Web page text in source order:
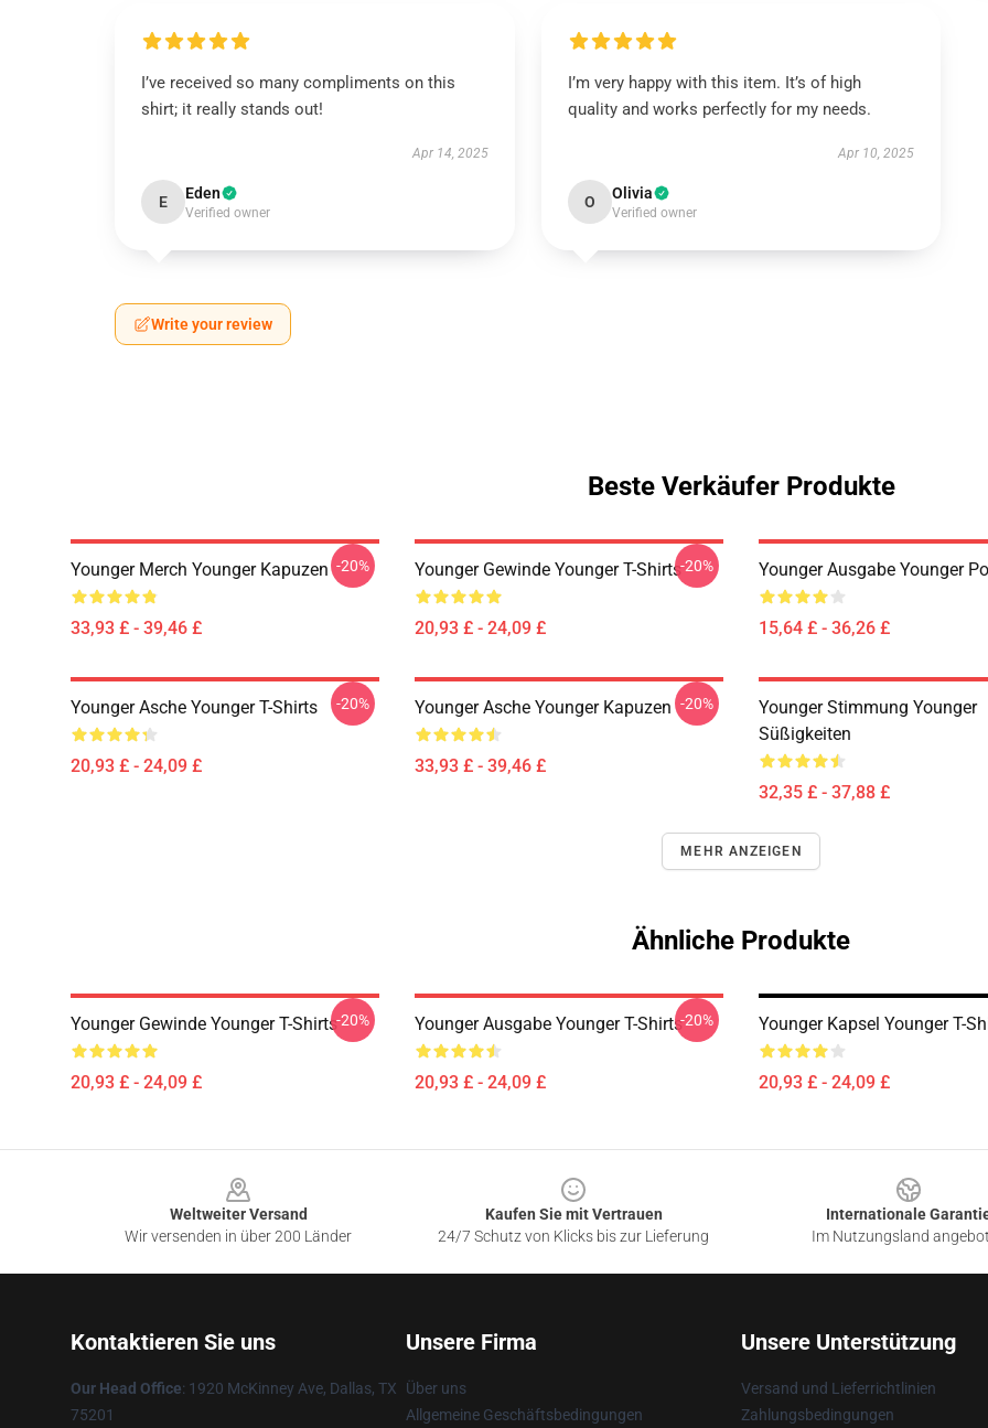
I’ve received so many compliments on this
shirt; it really stands out!
Apr 14, 2025
E Eden
Verified owner
I’m very happy with this item. It’s of high
quality and works perfectly for my needs.
Apr 10, 2025
O Olivia
Verified owner
Write your review
Beste Verkäufer Produkte
Younger Merch Younger Kapuzen
33,93 £ - 39,46 £
-20% Younger Gewinde Younger T-Shirts
20,93 £ - 24,09 £
-20% Younger Ausgabe Younger
15,64 £ - 36,26 £
Younger Asche Younger T-Shirts
20,93 £ - 24,09 £
-20% Younger Asche Younger Kapuzen
33,93 £ - 39,46 £
-20%
Younger Stimmung Younger
Süßigkeiten
32,35 £ - 37,88 £
MEHR ANZEIGEN
Ähnliche Produkte
Younger Gewinde Younger T-Shirts
20,93 £ - 24,09 £
-20% Younger Ausgabe Younger T-Shirts
20,93 £ - 24,09 £
-20% Younger Kapsel Younger T-
20,93 £ - 24,09 £
Weltweiter Versand
Wir versenden in über 200 Länder
Kaufen Sie mit Vertrauen
24/7 Schutz von Klicks bis zur Lieferung
Internationale
Im Nutzungsland
Kontaktieren Sie uns
Our Head Office: 1920 McKinney Ave, Dallas, TX
75201
Unsere Firma
Über uns
Allgemeine Geschäftsbedingungen
Unsere Unterstützung
Versand und Lieferrichtlinien
Zahlungsbedingungen